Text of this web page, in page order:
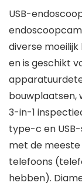
USB-
diverse
en is geschikt
bouwplaatsen,
3-in-1
type-c en
met de
telefoons
hebben).